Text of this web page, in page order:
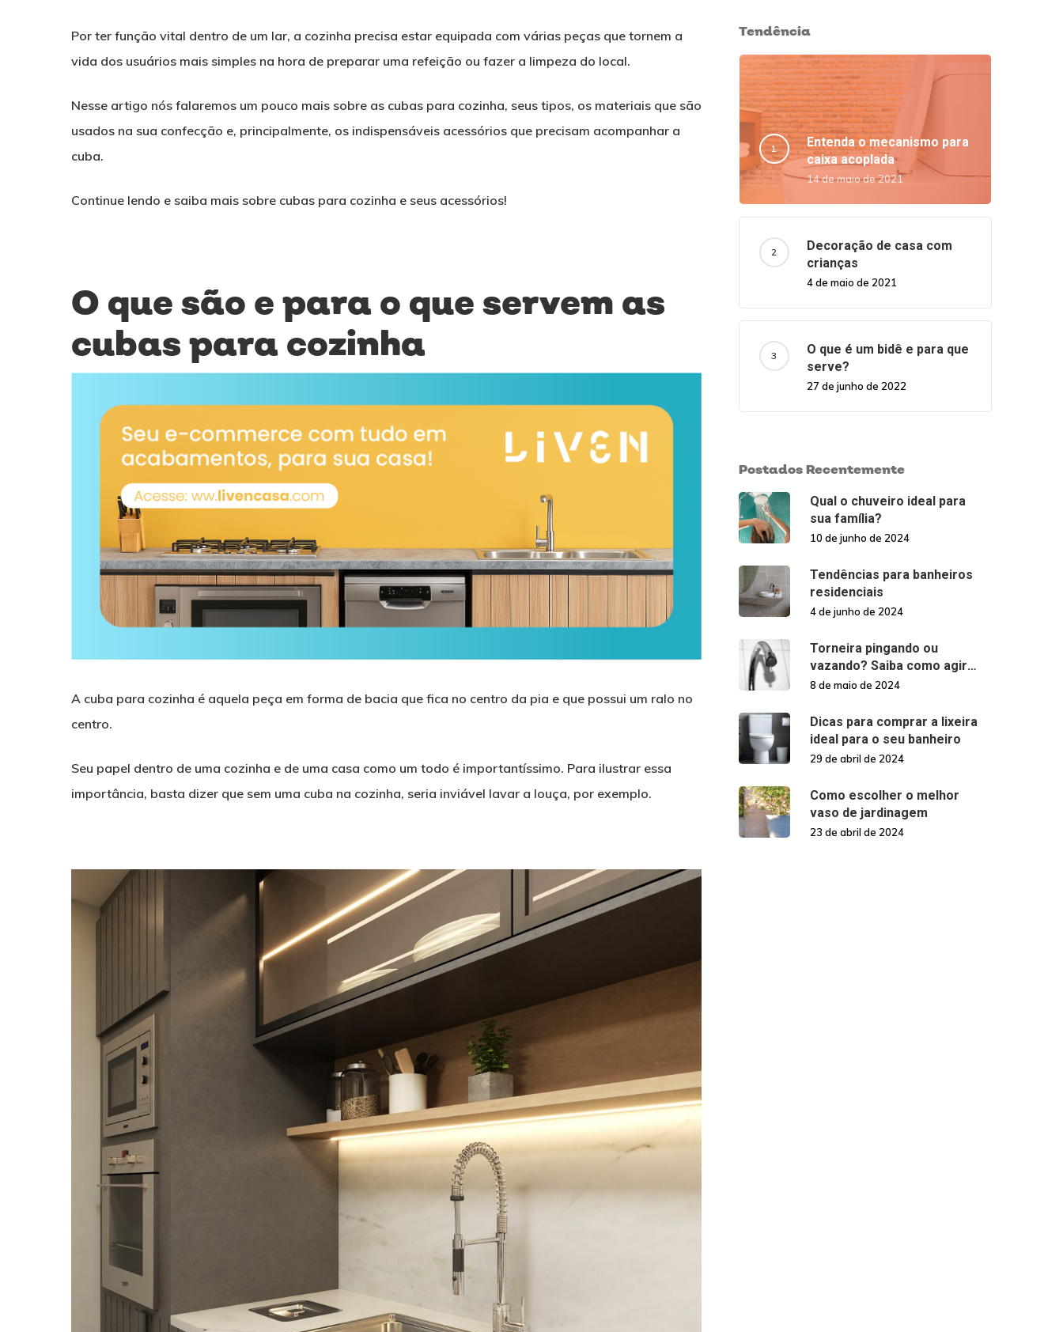
Pressione ENTER para pesquisar ou ESC para fechar
Por ter função vital dentro de um lar, a cozinha precisa estar equipada com várias peças que tornem a
vida dos usuários mais simples na hora de preparar uma refeição ou fazer a limpeza do local.
Nesse artigo nós falaremos um pouco mais sobre as cubas para cozinha, seus tipos, os materiais que são
usados na sua confecção e, principalmente, os indispensáveis acessórios que precisam acompanhar a
cuba.
Continue lendo e saiba mais sobre cubas para cozinha e seus acessórios!
O que são e para o que servem as
cubas para cozinha
A cuba para cozinha é aquela peça em forma de bacia que fica no centro da pia e que possui um ralo no
centro.
Seu papel dentro de uma cozinha e de uma casa como um todo é importantíssimo. Para ilustrar essa
importância, basta dizer que sem uma cuba na cozinha, seria inviável lavar a louça, por exemplo.
Tendência
Entenda o mecanismo para
caixa acoplada
14 de maio de 2021
Decoração de casa com
crianças
4 de maio de 2021
O que é um bidê e para que
serve?
27 de junho de 2022
Postados Recentemente
Qual o chuveiro ideal para
sua família?
10 de junho de 2024
Tendências para banheiros
residenciais
4 de junho de 2024
Torneira pingando ou
vazando? Saiba como agir
nessas situações!
8 de maio de 2024
Dicas para comprar a lixeira
ideal para o seu banheiro
29 de abril de 2024
Como escolher o melhor
vaso de jardinagem
23 de abril de 2024